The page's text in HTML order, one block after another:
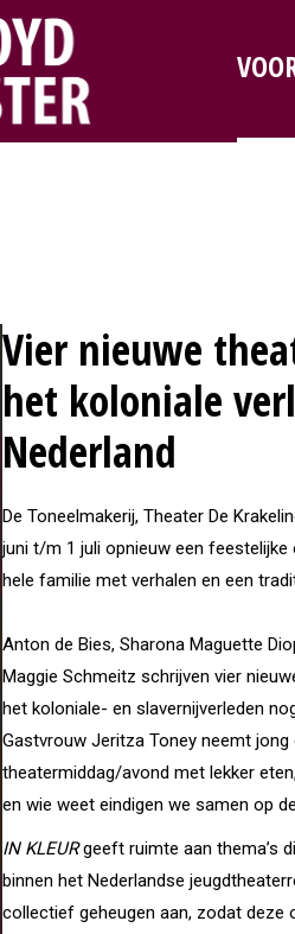
Vier nieuwe
het koloniale
Nederland
De Toneelmakerij, Theater De
juni t/m 1 juli opnieuw een
hele familie met verhalen en een
Anton de Bies, Sharona Maguette
Maggie Schmeitz schrijven vier
het koloniale- en slavernijverleden
Gastvrouw Jeritza Toney neemt
theatermiddag/avond met lekker
en wie weet eindigen we samen op
IN KLEURgeeft ruimte aan thema’s
binnen het Nederlandse
collectief geheugen aan, zodat